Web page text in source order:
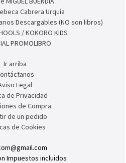
AUTISMIND
Edição portuguesa.
FONODIL
Ver Subtemas.
MIGUEL BUENDIA
Descargables (NO son libros)
/ KOKORO KIDS
PROMOLIBRO
Ir arriba
Legal
de Compra